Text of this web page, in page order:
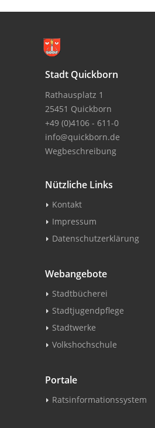
Stadt Quickborn
Rathausplatz 1
25451 Quickborn
+49 (0)4106 - 611-0
info@quickborn.de
Wegbeschreibung
Nützliche Links
Kontakt
Impressum
Datenschutzerklärung
Webangebote
Stadtbücherei
Stadtjugendpflege
Stadtwerke
Volkshochschule
Portale
Ratsinformationssystem